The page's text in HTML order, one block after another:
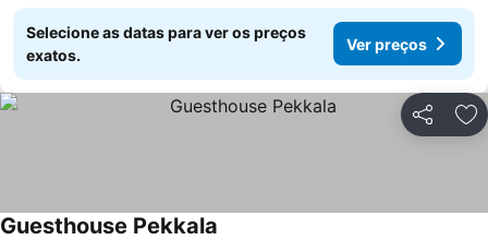
Selecione as datas para ver os preços
exatos.
Ver preços
Partilhar
Guesthouse Pekkala